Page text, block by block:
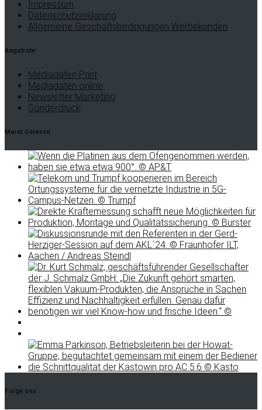
Impressum
Datenschutzerklärung
Allgemeine Geschäftsbedingungen Werbekunden
Angebote
Mediadaten Print
Mediadaten online
Newsletter Marketing
Sonderdruck
Meist Gelesen
Folge uns: